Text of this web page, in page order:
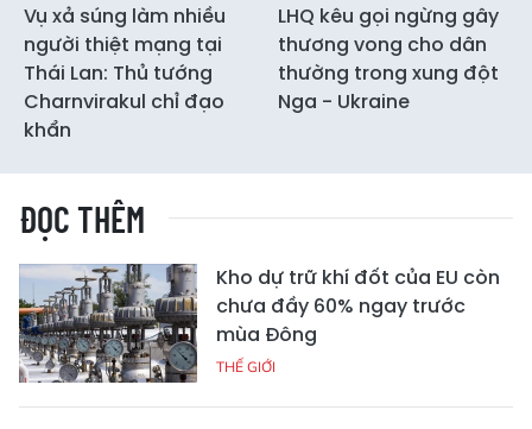
Vụ xả súng làm nhiều
người thiệt mạng tại
Thái Lan: Thủ tướng
Charnvirakul chỉ đạo
khẩn
LHQ kêu gọi ngừng gây
thương vong cho dân
thường trong xung đột
Nga - Ukraine
ĐỌC THÊM
Kho dự trữ khí đốt của EU còn
chưa đầy 60% ngay trước
mùa Đông
THẾ GIỚI